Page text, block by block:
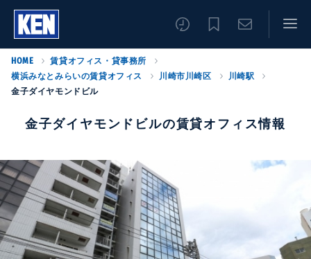
HOME
賃貸オフィス・貸事務所
横浜みなとみらいの賃貸オフィス
川崎市川崎区
川崎駅
金子ダイヤモンドビル
金子ダイヤモンドビルの賃貸オフィス情報